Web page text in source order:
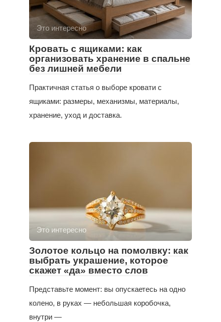
Это интересно
Кровать с ящиками: как
организовать хранение в спальне
без лишней мебели
Практичная статья о выборе кровати с
ящиками: размеры, механизмы, материалы,
хранение, уход и доставка.
Это интересно
Золотое кольцо на помолвку: как
выбрать украшение, которое
скажет «да» вместо слов
Представьте момент: вы опускаетесь на одно
колено, в руках — небольшая коробочка,
внутри —